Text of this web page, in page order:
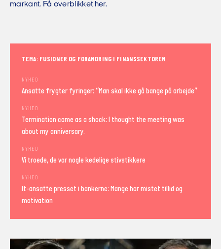
markant. Få overblikket her.
TEMA: FUSIONER OG FORANDRING I FINANSSEKTOREN
NYHED
Ansatte frygter fyringer: “Man skal ikke gå bange på arbejde”
NYHED
Termination came as a shock: I thought the meeting was
about my anniversary.
NYHED
Vi troede, de var nogle kedelige stivstikkere
NYHED
It-ansatte presset i bankerne: Mange har mistet tillid og
motivation